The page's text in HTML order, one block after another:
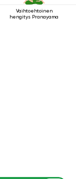
Vaihtoehtoinen
hengitys Pranayama